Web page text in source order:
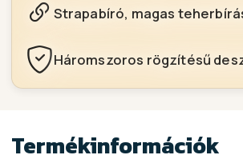
Strapabíró, magas
Háromszoros rögzítésű
Termékinformációk